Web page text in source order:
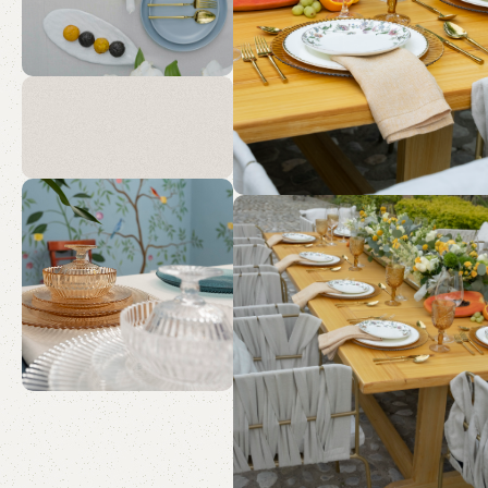
Sueña
Eventos
inolvidables, desde
la magia de
nuestro mobiliario,
hasta la magia del
ambiente